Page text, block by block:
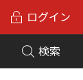
検索
ログイン